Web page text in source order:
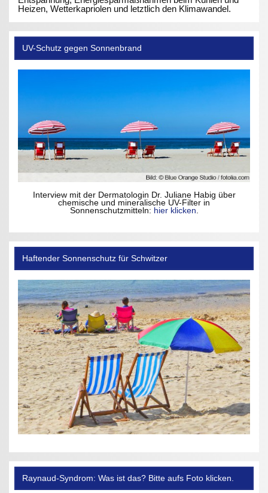
Heizen, Wetterkapriolen und letztlich den Klimawandel.
UV-Schutz gegen Sonnenbrand
Interview mit der Dermatologin Dr. Juliane Habig über
chemische und mineralische UV-Filter in
Sonnenschutzmitteln: hier klicken
Haftender Sonnenschutz für Schwitzer
Raynaud-Syndrom: Was ist das? Bitte aufs Foto klicken.